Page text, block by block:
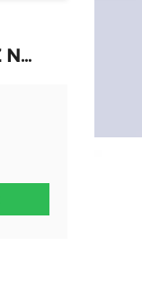
SKONTAKTUJ SIĘ Z NAMI